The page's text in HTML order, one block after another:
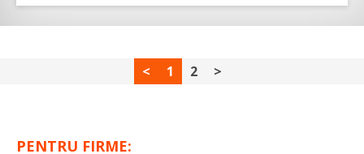
< 1 2 >
PENTRU FIRME: